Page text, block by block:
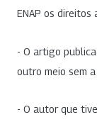
ENAP os
- O artigo
outro meio sem
- O autor que